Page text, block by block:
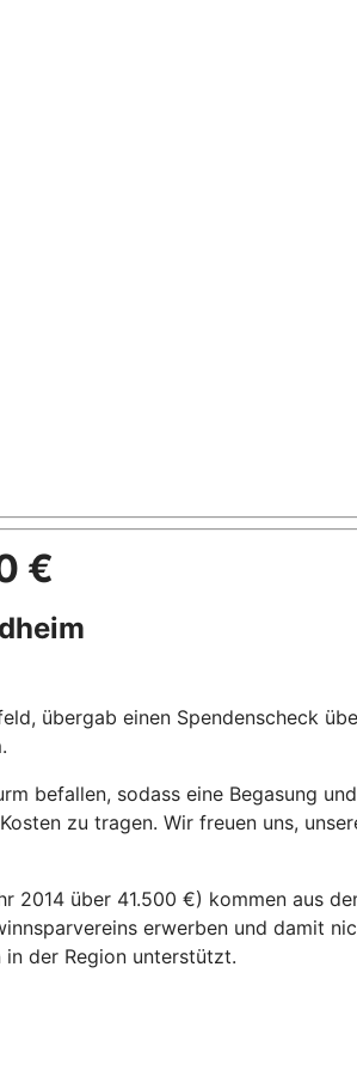
€
übergab einen Spendenscheck
befallen, sodass eine Begasung
zu tragen. Wir freuen uns,
über 41.500 €) kommen aus
erwerben und damit
der Region unterstützt.